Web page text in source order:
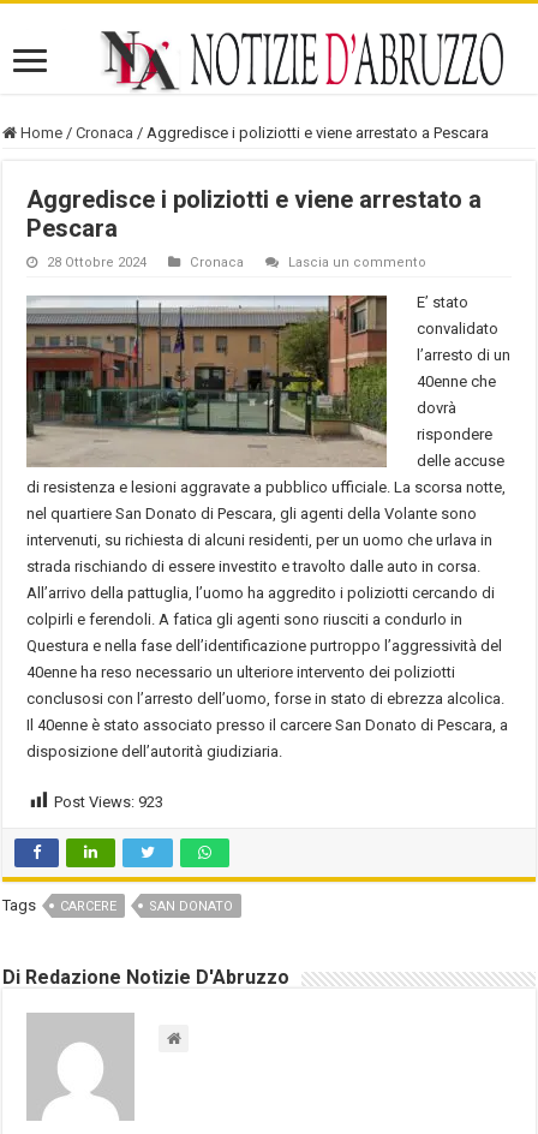
Home / Cronaca / Aggredisce i poliziotti e viene arrestato a Pescara
Aggredisce i poliziotti e viene arrestato a
Pescara
28 Ottobre 2024 Cronaca Lascia un commento
E’ stato
convalidato
l’arresto di un
40enne che
dovrà
rispondere
delle accuse
di resistenza e lesioni aggravate a pubblico ufficiale. La scorsa notte,
nel quartiere San Donato di Pescara, gli agenti della Volante sono
intervenuti, su richiesta di alcuni residenti, per un uomo che urlava in
strada rischiando di essere investito e travolto dalle auto in corsa.
All’arrivo della pattuglia, l’uomo ha aggredito i poliziotti cercando di
colpirli e ferendoli. A fatica gli agenti sono riusciti a condurlo in
Questura e nella fase dell’identificazione purtroppo l’aggressività del
40enne ha reso necessario un ulteriore intervento dei poliziotti
conclusosi con l’arresto dell’uomo, forse in stato di ebrezza alcolica.
Il 40enne è stato associato presso il carcere San Donato di Pescara, a
disposizione dell’autorità giudiziaria.
Post Views: 923
Tags CARCERE SAN DONATO
Di Redazione Notizie D'Abruzzo